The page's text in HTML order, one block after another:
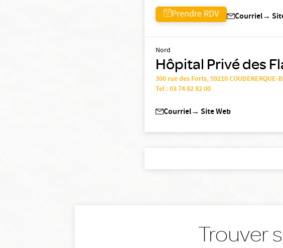
Prendre RDV Courriel→
Nord
Hôpital Privé des
300 rue des Forts, 59210 COUDEKERQUE-
Tel :03 74 82 82 00
Courriel→ Site Web
Trouver